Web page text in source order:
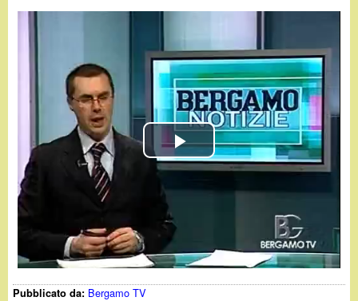
c
a
P
l
y
Pubblicato da: Bergamo TV